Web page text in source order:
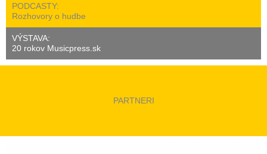
PODCASTY:
Rozhovory o hudbe
VÝSTAVA:
20 rokov Musicpress.sk
PARTNERI